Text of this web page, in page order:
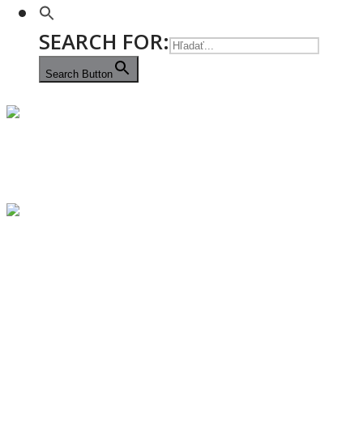
SEARCH FOR:
Search Button